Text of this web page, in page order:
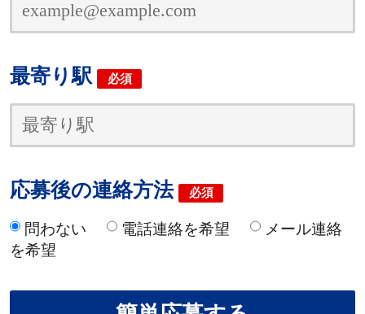
最寄り駅 必須
応募後の連絡方法 必須
問わない 電話連絡を希望
メール連絡
を希望